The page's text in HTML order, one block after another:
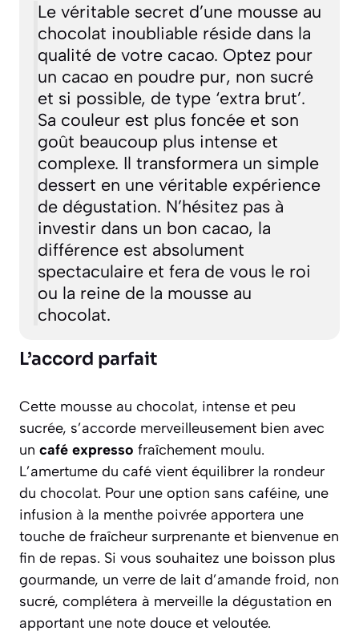
Le véritable secret d’une mousse au
chocolat inoubliable réside dans la
qualité de votre cacao. Optez pour
un cacao en poudre pur, non sucré
et si possible, de type ‘extra brut’.
Sa couleur est plus foncée et son
goût beaucoup plus intense et
complexe. Il transformera un simple
dessert en une véritable expérience
de dégustation. N’hésitez pas à
investir dans un bon cacao, la
différence est absolument
spectaculaire et fera de vous le roi
ou la reine de la mousse au
chocolat.
L’accord parfait
Cette mousse au chocolat, intense et peu
sucrée, s’accorde merveilleusement bien avec
un café expresso fraîchement moulu.
L’amertume du café vient équilibrer la rondeur
du chocolat. Pour une option sans caféine, une
infusion à la menthe poivrée apportera une
touche de fraîcheur surprenante et bienvenue en
fin de repas. Si vous souhaitez une boisson plus
gourmande, un verre de lait d’amande froid, non
sucré, complétera à merveille la dégustation en
apportant une note douce et veloutée.